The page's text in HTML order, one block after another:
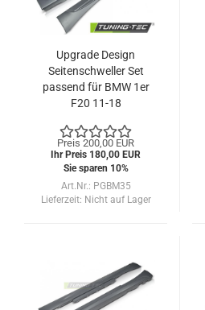
Upgrade Design
Seitenschweller Set
passend für BMW 1er
F20 11-18
Preis 200,00 EUR
Ihr Preis 180,00 EUR
Sie sparen 10%
Art.Nr.: PGBM35
Lieferzeit: Nicht auf Lager